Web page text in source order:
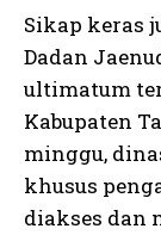
Sikap keras
Dadan
ultimatum
Kabupaten
minggu,
khusus
diakses dan